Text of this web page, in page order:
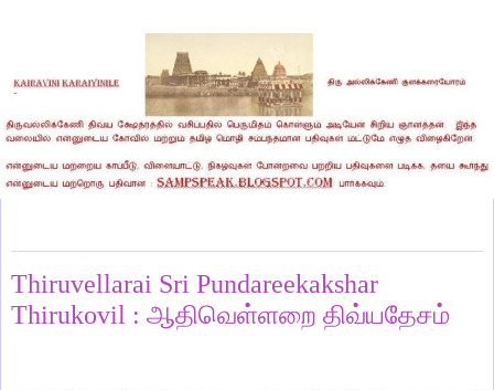
Thiruvellarai Sri Pundareekakshar
Thirukovil : ஆதிவெள்ளறை திவ்யதேசம்